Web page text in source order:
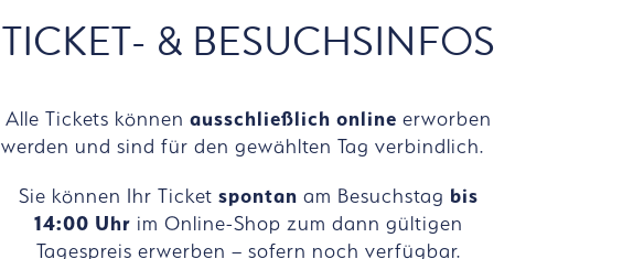
TICKET- & BESUCHSINFOS
Alle Tickets können ausschließlich online erworben
werden und sind für den gewählten Tag verbindlich.
Sie können Ihr Ticket spontan am Besuchstag bis
14:00 Uhr im Online-Shop zum dann gültigen
Tagespreis erwerben – sofern noch verfügbar.